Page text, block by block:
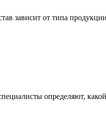
зависит от типа
определяют,